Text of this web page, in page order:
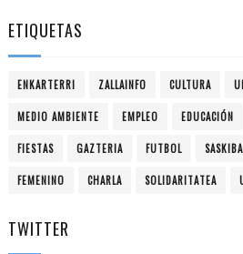
ETIQUETAS
ENKARTERRI ZALLAINFO CULTURA
MEDIO AMBIENTE EMPLEO EDUCACIÓN
FIESTAS GAZTERIA FUTBOL
FEMENINO CHARLA SOLIDARITATEA
TWITTER